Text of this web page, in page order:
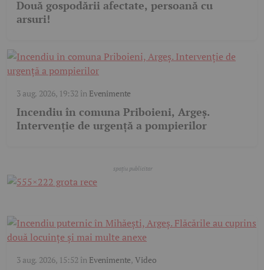
Două gospodării afectate, persoană cu
arsuri!
3 aug. 2026, 19:32 în Evenimente
Incendiu în comuna Priboieni, Argeș.
Intervenție de urgență a pompierilor
3 aug. 2026, 15:52 în Evenimente,Video